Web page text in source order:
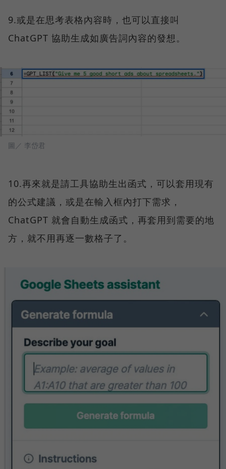
9.或是在思考表格內容時，也可以直接叫
ChatGPT 協助生成如廣告詞內容的發想。
圖／ 李岱君
10.再來就是請工具協助生出函式，可以套用現有
的公式建議，或是在輸入框內打下需求，
ChatGPT 就會自動生成函式，再套用到需要的地
方，就不用再逐一數格子了。